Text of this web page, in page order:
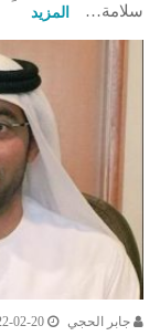
سلامة…
المزيد
جابر الحجي 02-20